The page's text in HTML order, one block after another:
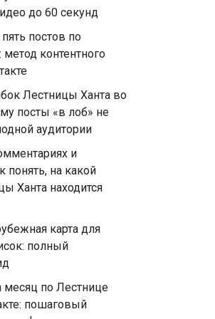
до 60 секунд
постов по
контентного
Лестницы Ханта во
посты «в лоб» не
аудитории
и
понять, на какой
Ханта находится
карта для
полный
месяц по Лестнице
пошаговый